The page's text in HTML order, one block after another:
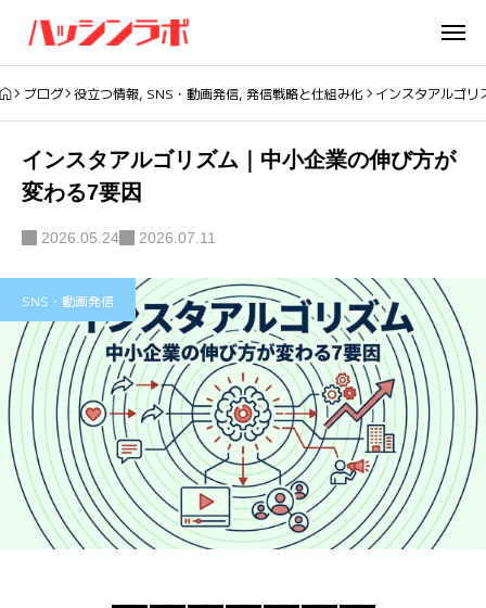
ブログ 役立つ情報, SNS・動画発信,発信戦略と仕組み化 インスタアルゴリ
インスタアルゴリズム｜中小企業の伸び方が
変わる7要因
2026.05.24 2026.07.11
SNS・動画発信